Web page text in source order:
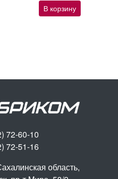
В корзину
72-60-10
72-51-16
область,